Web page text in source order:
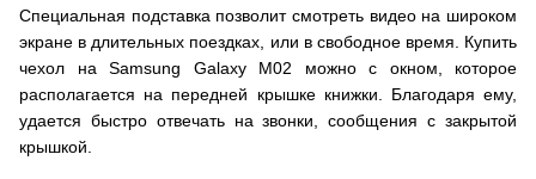
Специальная подставка позволит смотреть видео на широком
экране в длительных поездках, или в свободное время. Купить
чехол на Samsung Galaxy M02 можно с окном, которое
располагается на передней крышке книжки. Благодаря ему,
удается быстро отвечать на звонки, сообщения с закрытой
крышкой.